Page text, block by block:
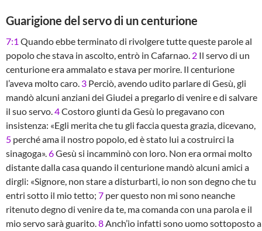
Guarigione del servo di un centurione
7:1 Quando ebbe terminato di rivolgere tutte queste parole al
popolo che stava in ascolto, entrò in Cafarnao. 2 Il servo di un
centurione era ammalato e stava per morire. Il centurione
l’aveva molto caro. 3 Perciò, avendo udito parlare di Gesù, gli
mandò alcuni anziani dei Giudei a pregarlo di venire e di salvare
il suo servo.4Costoro giunti da Gesù lo pregavano con
insistenza: «Egli merita che tu gli faccia questa grazia, dicevano,
5 perché ama il nostro popolo, ed è stato lui a costruirci la
sinagoga».6Gesù si incamminò con loro. Non era ormai molto
distante dalla casa quando il centurione mandò alcuni amici a
dirgli: «Signore, non stare a disturbarti, io non son degno che tu
entri sotto il mio tetto; 7 per questo non mi sono neanche
ritenuto degno di venire da te, ma comanda con una parola e il
mio servo sarà guarito.8Anch’io infatti sono uomo sottoposto a